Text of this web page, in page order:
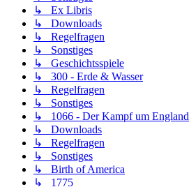
↳ Ex Libris
↳ Downloads
↳ Regelfragen
↳ Sonstiges
↳ Geschichtsspiele
↳ 300 - Erde & Wasser
↳ Regelfragen
↳ Sonstiges
↳ 1066 - Der Kampf um England
↳ Downloads
↳ Regelfragen
↳ Sonstiges
↳ Birth of America
↳ 1775